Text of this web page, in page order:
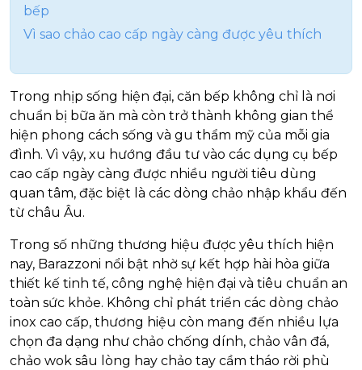
bếp
Vì sao chảo cao cấp ngày càng được yêu thích
Trong nhịp sống hiện đại, căn bếp không chỉ là nơi
chuẩn bị bữa ăn mà còn trở thành không gian thể
hiện phong cách sống và gu thẩm mỹ của mỗi gia
đình. Vì vậy, xu hướng đầu tư vào các dụng cụ bếp
cao cấp ngày càng được nhiều người tiêu dùng
quan tâm, đặc biệt là các dòng chảo nhập khẩu đến
từ châu Âu.
Trong số những thương hiệu được yêu thích hiện
nay, Barazzoni nổi bật nhờ sự kết hợp hài hòa giữa
thiết kế tinh tế, công nghệ hiện đại và tiêu chuẩn an
toàn sức khỏe. Không chỉ phát triển các dòng chảo
inox cao cấp, thương hiệu còn mang đến nhiều lựa
chọn đa dạng như chảo chống dính, chảo vân đá,
chảo wok sâu lòng hay chảo tay cầm tháo rời phù